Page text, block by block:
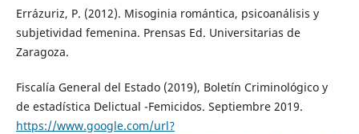
Errázuriz, P. (2012). Misoginia romántica, psicoanálisis y
subjetividad femenina. Prensas Ed. Universitarias de
Zaragoza.
Fiscalía General del Estado (2019), Boletín Criminológico y
de estadística Delictual -Femicidos. Septiembre 2019.
https://www.google.com/url?